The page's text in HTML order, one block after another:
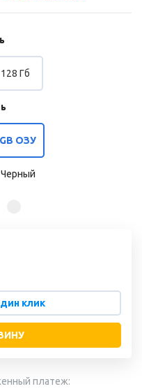
128 Гб
ОЗУ
клик
платеж: